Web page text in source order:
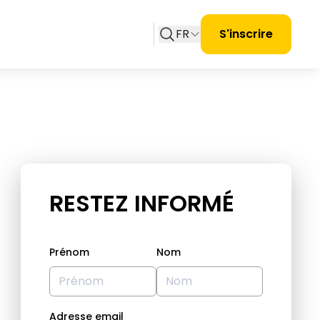
FR S'inscrire
RESTEZ INFORMÉ
Prénom Nom
Adresse email